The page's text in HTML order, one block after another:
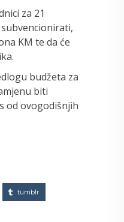
za 21
KM te da će
budžeta za
biti
od ovogodišnjih
tumblr